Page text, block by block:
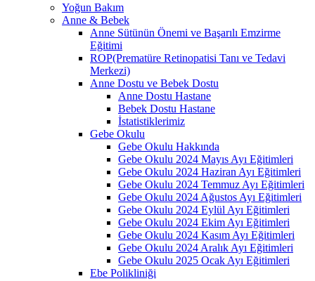
Yoğun Bakım
Anne & Bebek
Anne Sütünün Önemi ve Başarılı Emzirme
Eğitimi
ROP(Prematüre Retinopatisi Tanı ve Tedavi
Merkezi)
Anne Dostu ve Bebek Dostu
Anne Dostu Hastane
Bebek Dostu Hastane
İstatistiklerimiz
Gebe Okulu
Gebe Okulu Hakkında
Gebe Okulu 2024 Mayıs Ayı Eğitimleri
Gebe Okulu 2024 Haziran Ayı Eğitimleri
Gebe Okulu 2024 Temmuz Ayı Eğitimleri
Gebe Okulu 2024 Ağustos Ayı Eğitimleri
Gebe Okulu 2024 Eylül Ayı Eğitimleri
Gebe Okulu 2024 Ekim Ayı Eğitimleri
Gebe Okulu 2024 Kasım Ayı Eğitimleri
Gebe Okulu 2024 Aralık Ayı Eğitimleri
Gebe Okulu 2025 Ocak Ayı Eğitimleri
Ebe Polikliniği